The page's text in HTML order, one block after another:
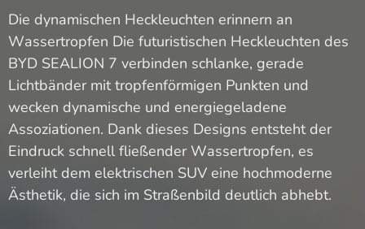
Die dynamischen Heckleuchten erinnern an
Wassertropfen Die futuristischen Heckleuchten des
BYD SEALION 7 verbinden schlanke, gerade
Lichtbänder mit tropfenförmigen Punkten und
wecken dynamische und energiegeladene
Assoziationen. Dank dieses Designs entsteht der
Eindruck schnell fließender Wassertropfen, es
verleiht dem elektrischen SUV eine hochmoderne
Ästhetik, die sich im Straßenbild deutlich abhebt.